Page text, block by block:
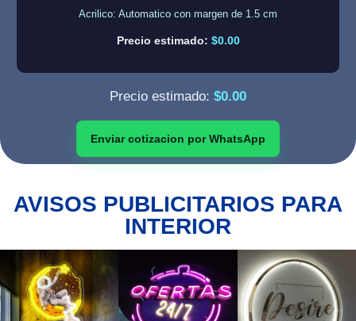
Acrilico: Automatico con margen de 1.5 cm
Precio estimado: $0.00
Precio estimado: $0.00
Enviar cotizacion por WhatsApp
AVISOS PUBLICITARIOS PARA
INTERIOR